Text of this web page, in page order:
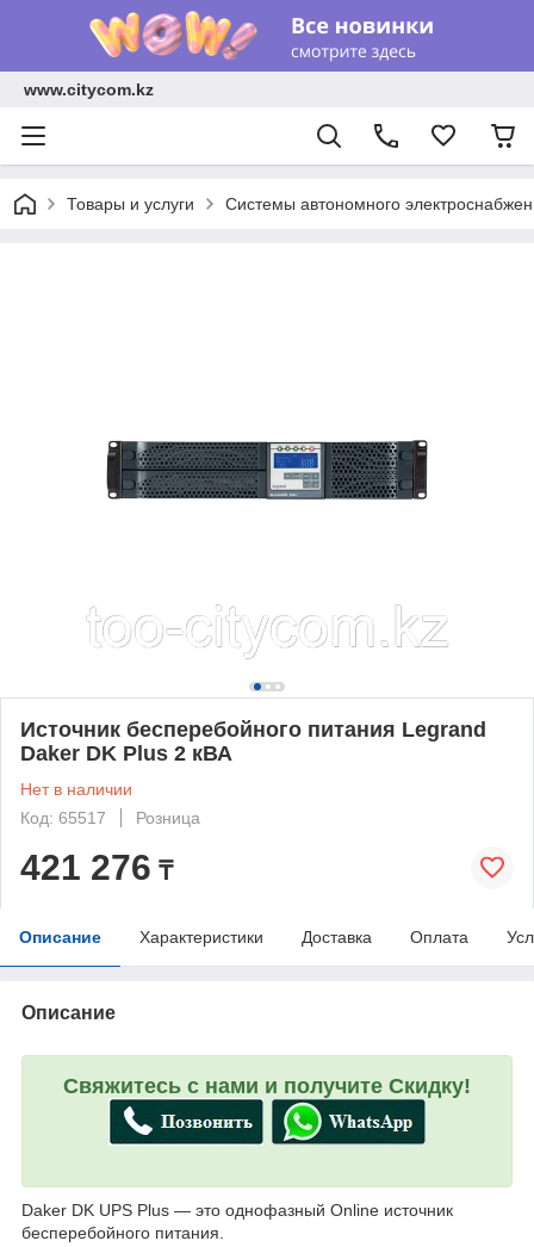
www.citycom.kz
Товары и услуги Системы автономного
Источник бесперебойного питания Legrand
Daker DK Plus 2 кВА
Нет в наличии
Код: 65517
Розница
421 276 ₸
Описание Характеристики Доставка Оплата
Описание
Свяжитесь с нами и получите Скидку!
Daker DK UPS Plus — это однофазный Online источник
бесперебойного питания.